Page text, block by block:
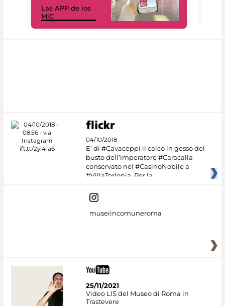
Las APP de los
MiC
04/10/2018
E' di #Cavaceppi il calco in gesso del
busto dell’imperatore #Caracalla
conservato nel #CasinoNobile a
#VillaTorlonia. Per la
museiincomuneroma
25/11/2021
Video LIS del Museo di Roma in
Trastevere